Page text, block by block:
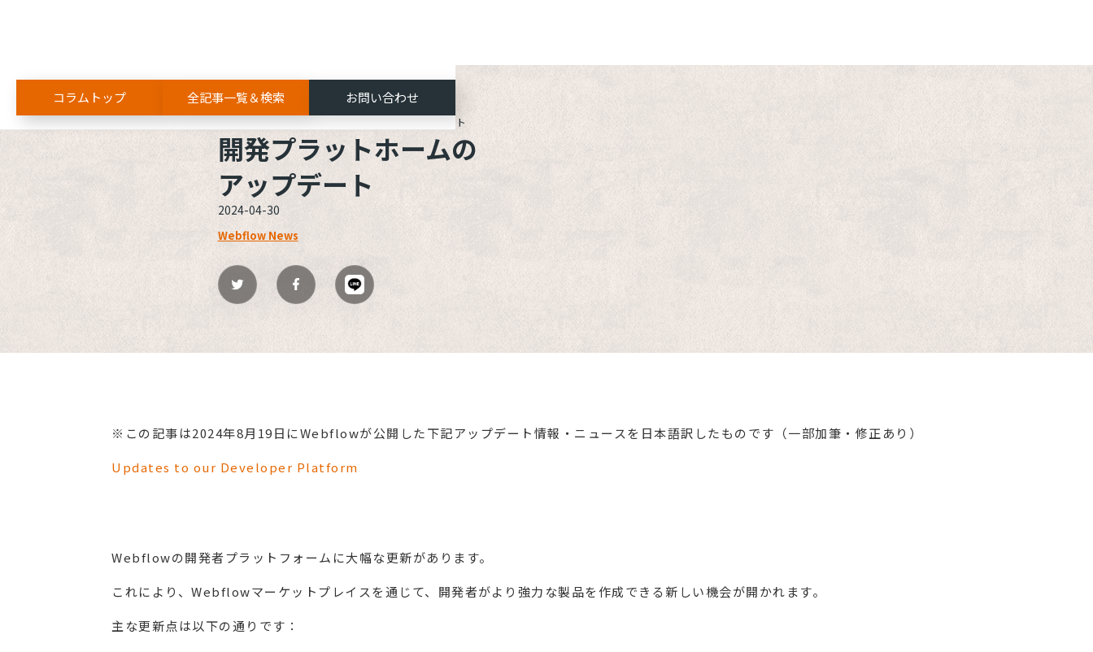
コラムトップ 全記事一覧＆検索 お問い合わせ
開発プラットホームのアップデート
開発プラットホームの
アップデート
2024-04-30
Webflow News
※この記事は2024年8月19日にWebflowが公開した下記アップデート情報・ニュースを日本語訳したものです（一部加筆・修正あり）
Updates to our Developer Platform
Webflowの開発者プラットフォームに大幅な更新があります。
これにより、Webflowマーケットプレイスを通じて、開発者がより強力な製品を作成できる新しい機会が開かれます。
主な更新点は以下の通りです：